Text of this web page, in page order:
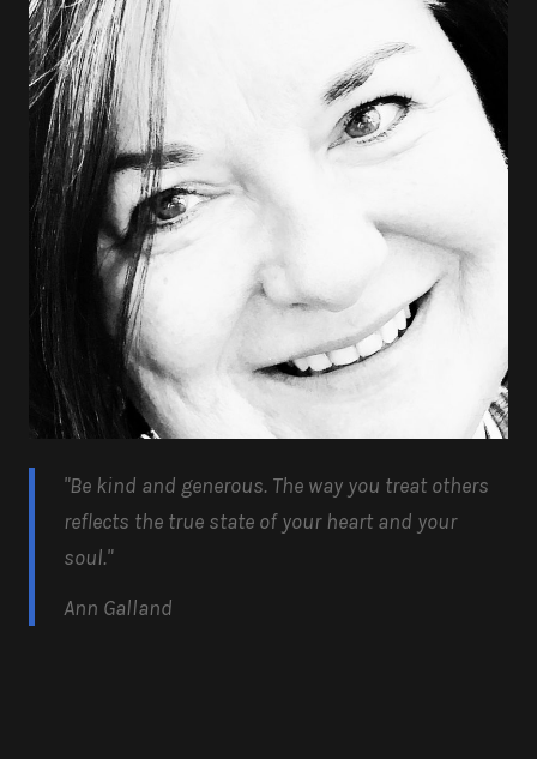
"Be kind and generous. The way you treat others
reflects the true state of your heart and your
soul."
Ann Galland